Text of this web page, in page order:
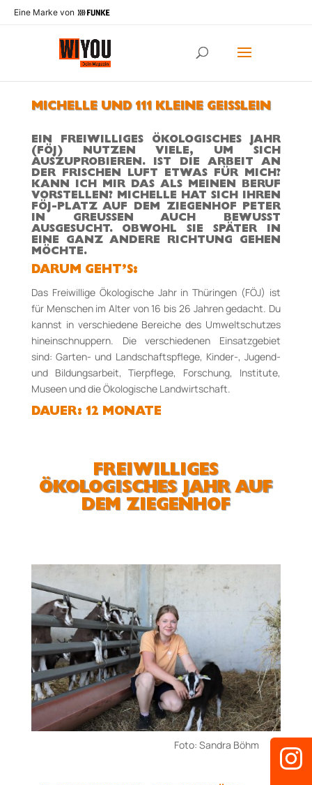
Eine Marke von
MICHELLE UND 111 KLEINE GEISSLEIN
EIN FREIWILLIGES ÖKOLOGISCHES JAHR
(FÖJ) NUTZEN VIELE, UM SICH
AUSZUPROBIEREN. IST DIE ARBEIT AN
DER FRISCHEN LUFT ETWAS FÜR MICH?
KANN ICH MIR DAS ALS MEINEN BERUF
VORSTELLEN? MICHELLE HAT SICH IHREN
FÖJ-­PLATZ AUF DEM ZIEGENHOF PETER
IN GREUSSEN AUCH BEWUSST A
USGESUCHT. OBWOHL SIE SPÄTER IN E
INE GANZ ANDERE RICHTUNG GEHEN M
ÖCHTE.
DARUM GEHT’S:
Das Freiwillige Ökologische Jahr in Thüringen (FÖJ) ist
für Menschen im Alter von 16 bis 26 Jahren gedacht. Du
kannst in verschiedene Bereiche des Umweltschutzes
hineinschnuppern. Die verschiedenen Einsatzgebiet
sind: Garten- und Landschaftspflege, Kinder-, Jugend-
und Bildungsarbeit, Tierpflege, Forschung, Institute,
Museen und die Ökologische Landwirtschaft.
DAUER: 12 MONATE
FREIWILLIGES
ÖKOLOGISCHES JAHR AUF
DEM ZIEGENHOF
Foto: Sandra Böhm